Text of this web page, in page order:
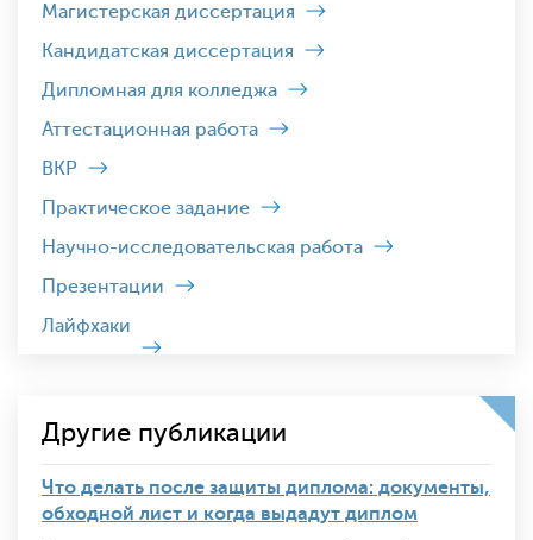
Магистерская диссертация
Кандидатская диссертация
Дипломная для колледжа
Аттестационная работа
ВКР
Практическое задание
Научно-исследовательская работа
Презентации
Лайфхаки
Другие публикации
Что делать после защиты диплома: документы,
обходной лист и когда выдадут диплом